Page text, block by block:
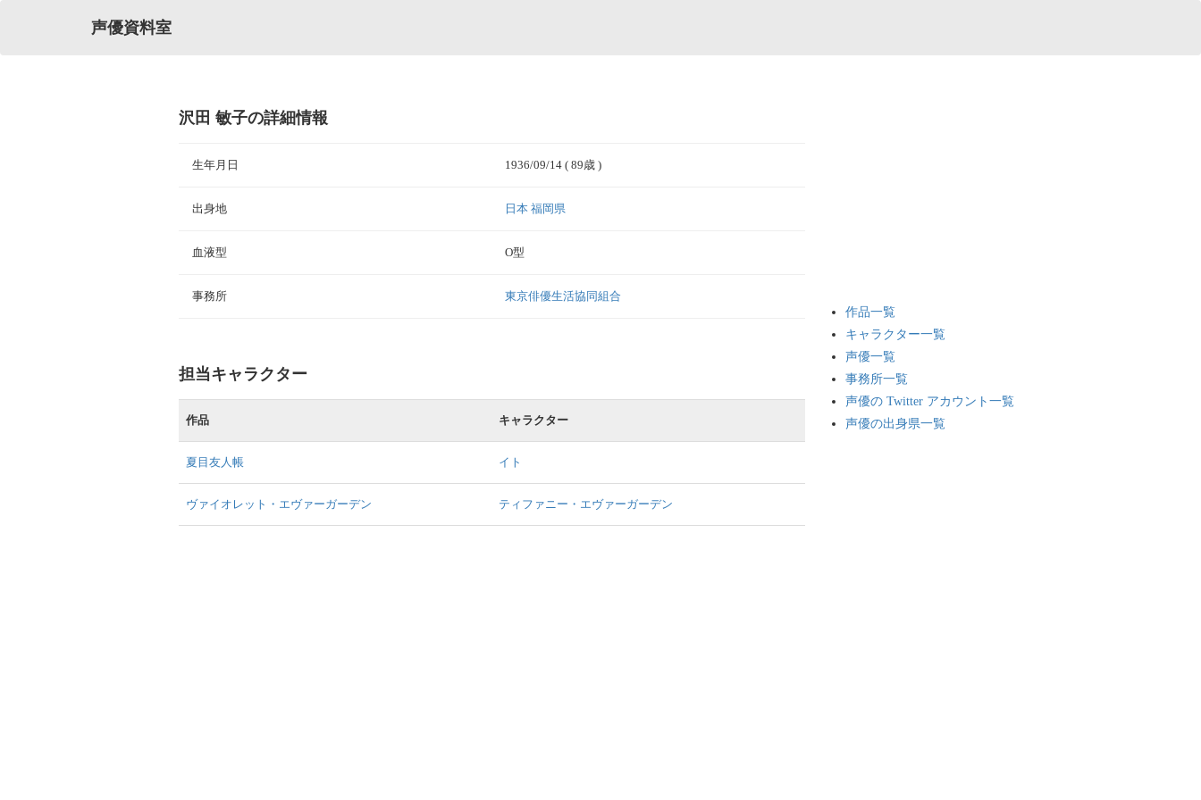
声優資料室
沢田 敏子の詳細情報
生年月日 1936/09/14( 89歳 )
出身地 日本 福岡県
血液型 O型
事務所 東京俳優生活協同組合
担当キャラクター
作品 キャラクター
夏目友人帳 イト
ヴァイオレット・エヴァーガーデン ティファニー・エヴァーガーデン
作品一覧
キャラクター一覧
声優一覧
事務所一覧
声優の Twitter アカウント一覧
声優の出身県一覧